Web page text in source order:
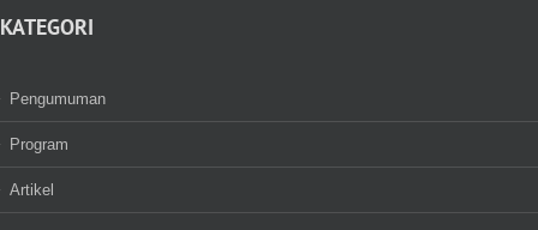
KATEGORI
Pengumuman
Program
Artikel